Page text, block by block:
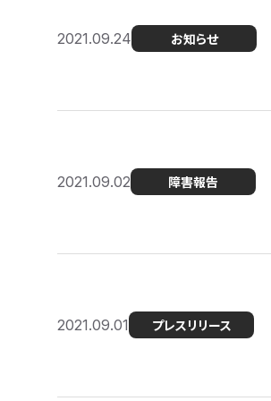
2021.09.24 お知らせ
2021.09.02 障害報告
2021.09.01 プレスリリース